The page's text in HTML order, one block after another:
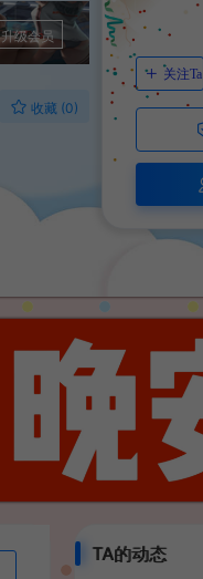
升级会员
收藏 (0)
关注Ta
TA的动态